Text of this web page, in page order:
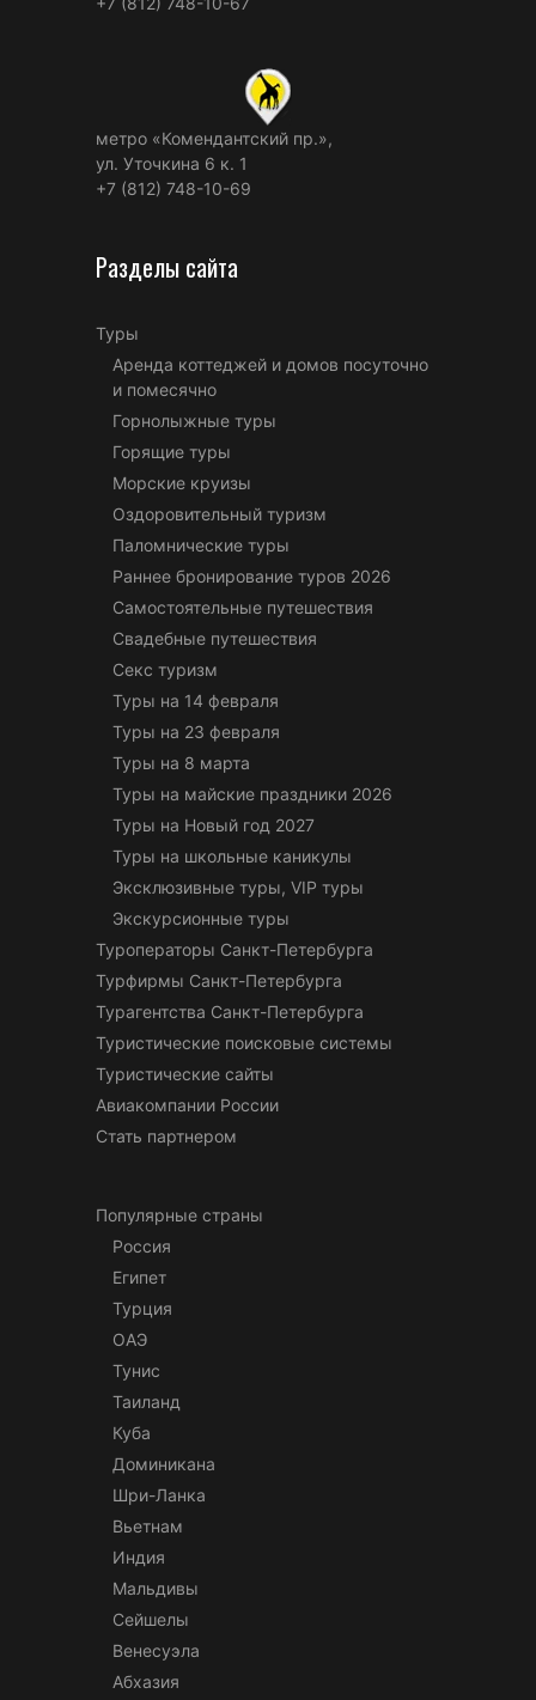
метро «Комендантский пр.»,
ул. Уточкина 6 к. 1
+7 (812) 748-10-69
Разделы сайта
Туры
Аренда коттеджей и домов посуточно
и помесячно
Горнолыжные туры
Горящие туры
Морские круизы
Оздоровительный туризм
Паломнические туры
Раннее бронирование туров 2026
Самостоятельные путешествия
Свадебные путешествия
Секс туризм
Туры на 14 февраля
Туры на 23 февраля
Туры на 8 марта
Туры на майские праздники 2026
Туры на Новый год 2027
Туры на школьные каникулы
Эксклюзивные туры, VIP туры
Экскурсионные туры
Туроператоры Санкт-Петербурга
Турфирмы Санкт-Петербурга
Турагентства Санкт-Петербурга
Туристические поисковые системы
Туристические сайты
Авиакомпании России
Стать партнером
Популярные страны
Россия
Египет
Турция
ОАЭ
Тунис
Таиланд
Куба
Доминикана
Шри-Ланка
Вьетнам
Индия
Мальдивы
Сейшелы
Венесуэла
Абхазия